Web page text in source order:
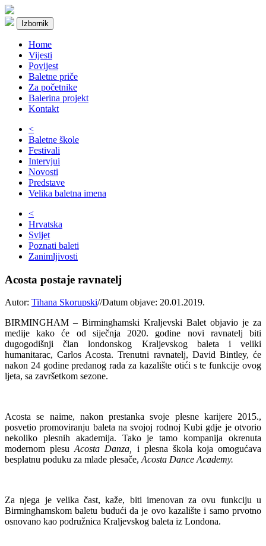
Izbornik
Home
Vijesti
Povijest
Baletne priče
Za početnike
Balerina projekt
Kontakt
<
Baletne škole
Festivali
Intervjui
Novosti
Predstave
Velika baletna imena
<
Hrvatska
Svijet
Poznati baleti
Zanimljivosti
Acosta postaje ravnatelj
Autor: Tihana Skorupski//Datum objave: 20.01.2019.
BIRMINGHAM – Birminghamski Kraljevski Balet objavio je za
medije kako će od siječnja 2020. godine novi ravnatelj biti
dugogodišnji član londonskog Kraljevskog baleta i veliki
humanitarac, Carlos Acosta. Trenutni ravnatelj, David Bintley, će
nakon 24 godine predanog rada za kazalište otići s te funkcije ovog
ljeta, sa završetkom sezone.
Acosta se naime, nakon prestanka svoje plesne karijere 2015.,
posvetio promoviranju baleta na svojoj rodnoj Kubi gdje je otvorio
nekoliko plesnih akademija. Tako je tamo kompanija okrenuta
modernom plesuAcosta Danza, i plesna škola koja omogućava
besplatnu poduku za mlade plesače,Acosta Dance Academy.
Za njega je velika čast, kaže, biti imenovan za ovu funkciju u
Birminghamskom baletu budući da je ovo kazalište i samo prvotno
osnovano kao podružnica Kraljevskog baleta iz Londona.